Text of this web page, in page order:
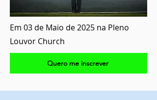
Em 03 de Maio de 2025 na Pleno
Louvor Church
Quero me inscrever